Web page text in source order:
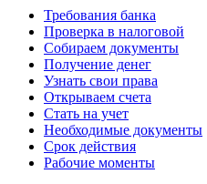
Требования банка
Проверка в налоговой
Собираем документы
Получение денег
Узнать свои права
Открываем счета
Стать на учет
Необходимые документы
Срок действия
Рабочие моменты